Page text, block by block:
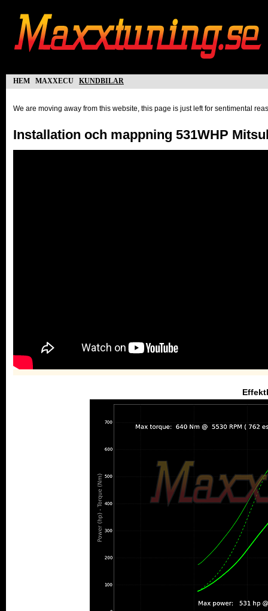
hem maxxecu kundbilar
We are moving away from this website, this page is just left for sentimental
Installation och mappning 531WHP